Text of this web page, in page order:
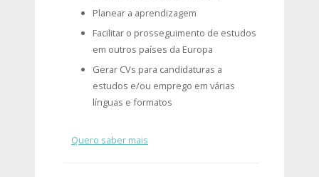
Planear a aprendizagem
Facilitar o prosseguimento de estudos
em outros países da Europa
Gerar CVs para candidaturas a
estudos e/ou emprego em várias
línguas e formatos
Quero saber mais